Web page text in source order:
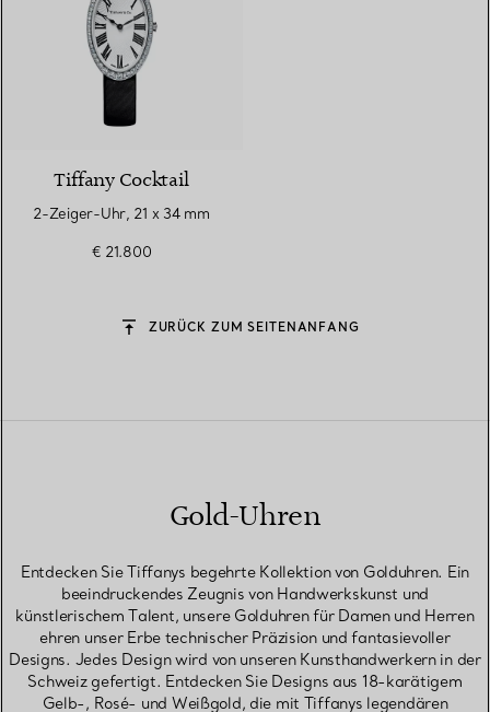
Tiffany Cocktail
2-Zeiger-Uhr, 21 x 34 mm
€ 21.800
ZURÜCK ZUM SEITENANFANG
Gold-Uhren
Entdecken Sie Tiffanys begehrte Kollektion von Golduhren. Ein
beeindruckendes Zeugnis von Handwerkskunst und
künstlerischem Talent, unsere Golduhren für Damen und Herren
ehren unser Erbe technischer Präzision und fantasievoller
Designs. Jedes Design wird von unseren Kunsthandwerkern in der
Schweiz gefertigt. Entdecken Sie Designs aus 18-karätigem
Gelb-, Rosé- und Weißgold, die mit Tiffanys legendären